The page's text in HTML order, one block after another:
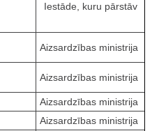
Iestāde, kuru pārstāv
Aizsardzības ministrija
Aizsardzības ministrija
Aizsardzības ministrija
Aizsardzības ministrija